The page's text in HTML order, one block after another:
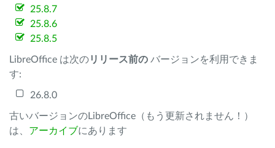
25.8.7
25.8.6
25.8.5
LibreOffice は次のリリース前の バージョンを利用できま
す:
26.8.0
古いバージョンのLibreOffice（もう更新されません！）
は、 アーカイブにあります